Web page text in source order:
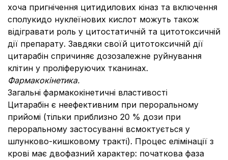
хоча пригнічення цитидилових кіназ та включення
сполукидо нуклеїнових кислот можуть також
відігравати роль у цитостатичній та цитотоксичній
дії препарату. Завдяки своїй цитотоксичній дії
цитарабін спричиняє дозозалежне руйнування
клітин у проліферуючих тканинах.
Фармакокінетика.
Загальні фармакокінетичні властивості
Цитарабін є неефективним при пероральному
прийомі (тільки приблизно 20 % дози при
пероральному застосуванні всмоктується у
шлунково-кишковому тракті). Процес елімінації з
крові має двофазний характер: початкова фаза